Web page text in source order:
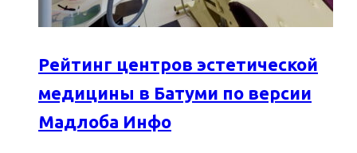
Рейтинг центров эстетической
медицины в Батуми по версии
Мадлоба Инфо